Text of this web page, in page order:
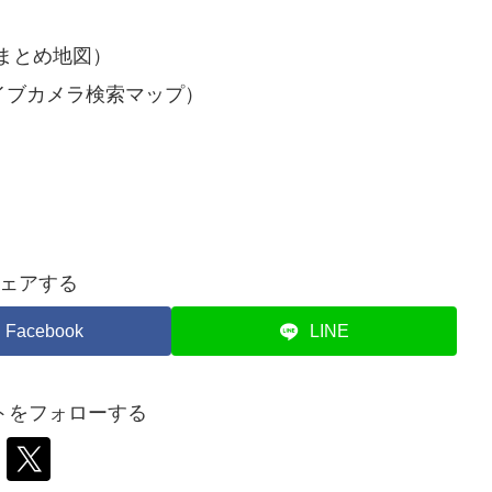
め地図）
カメラ検索マップ）
アする
Facebook LINE
をフォローする